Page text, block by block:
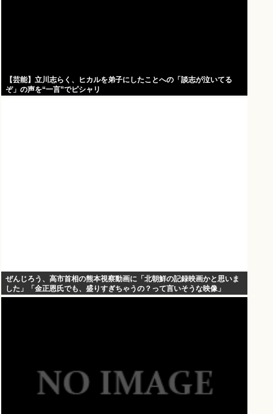
【芸能】立川志らく、ヒカルを弟子にしたことへの「談志が泣いてる
ぞ」の声を“一言”でピシャリ
ぜんじろう、高市首相の熊本視察動画に「北朝鮮の記録映画かと思いま
した」「金正恩氏でも、盛りすぎちゃうの？って言いそうな映像」